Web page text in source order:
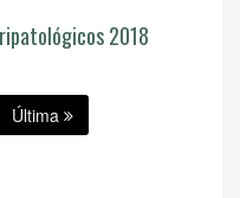
2018
Última